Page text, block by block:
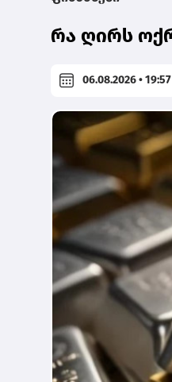
რა ღირს
06.08.2026 • 19:57